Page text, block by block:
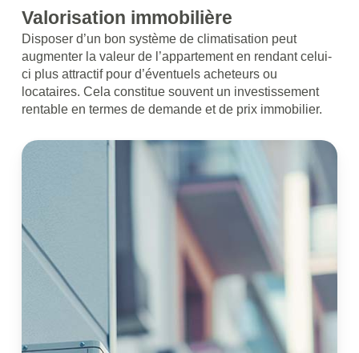
Valorisation immobilière
Disposer d’un bon système de climatisation peut
augmenter la valeur de l’appartement en rendant celui-
ci plus attractif pour d’éventuels acheteurs ou
locataires. Cela constitue souvent un investissement
rentable en termes de demande et de prix immobilier.